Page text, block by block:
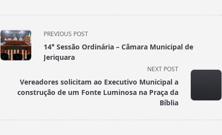
<span
class="nav-
subtitle
reader-
text">Page</span>
PREVIOUS POST
14° Sessão Ordinária – Câmara Municipal de
Jeriquara
NEXT POST
Vereadores solicitam ao Executivo Municipal a
construção de um Fonte Luminosa na Praça da
Bíblia